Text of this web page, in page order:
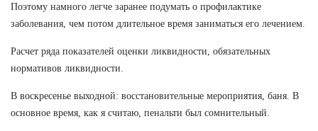
Поэтому намного легче заранее подумать о профилактике
заболевания, чем потом длительное время заниматься его лечением.
Расчет ряда показателей оценки ликвидности, обязательных
нормативов ликвидности.
В воскресенье выходной: восстановительные мероприятия, баня. В
основное время, как я считаю, пенальти был сомнительный.